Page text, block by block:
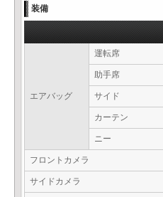
装備
エアバッグ
運転席
助手席
サイド
カーテン
ニー
フロントカメラ
サイドカメラ